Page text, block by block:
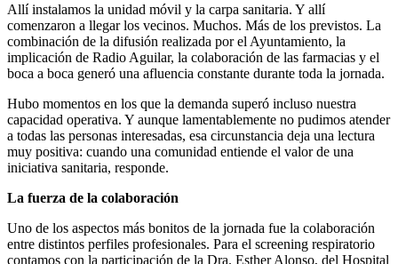
Allí instalamos la unidad móvil y la carpa sanitaria. Y allí
comenzaron a llegar los vecinos. Muchos. Más de los previstos. La
combinación de la difusión realizada por el Ayuntamiento, la
implicación de Radio Aguilar, la colaboración de las farmacias y el
boca a boca generó una afluencia constante durante toda la jornada.
Hubo momentos en los que la demanda superó incluso nuestra
capacidad operativa. Y aunque lamentablemente no pudimos atender
a todas las personas interesadas, esa circunstancia deja una lectura
muy positiva: cuando una comunidad entiende el valor de una
iniciativa sanitaria, responde.
La fuerza de la colaboración
Uno de los aspectos más bonitos de la jornada fue la colaboración
entre distintos perfiles profesionales. Para el screening respiratorio
contamos con la participación de la Dra. Esther Alonso, del Hospital